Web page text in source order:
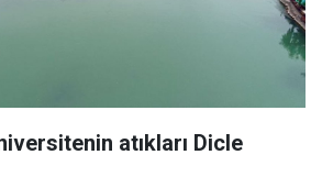
atıkları Dicle